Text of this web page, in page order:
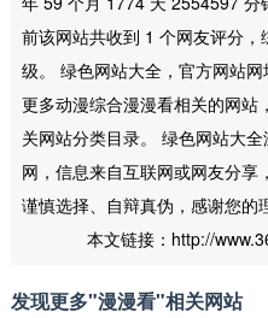
前该网站共收到 1 个网友评分
级。 绿色网站大全，官方网站
更多动漫综合漫漫看相关的网站
关网站分类目录。 绿色网站大
网，信息来自互联网或网友分享
谨慎选择、自辩真伪，感谢您的
本文链接：http://
发现更多"漫漫看"相关网站